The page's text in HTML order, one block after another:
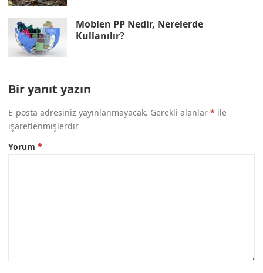
Moblen PP Nedir, Nerelerde
Kullanılır?
Bir yanıt yazın
E-posta adresiniz yayınlanmayacak. Gerekli alanlar* ile
işaretlenmişlerdir
Yorum*